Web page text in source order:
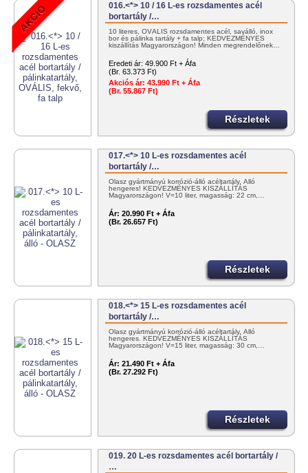
016.<*> 10 / 16 L-es rozsdamentes acél
bortartály /…
10 literes, OVÁLIS rozsdamentes acél, saválló, inox
bor és pálinka tartály + fa talp; KEDVEZMÉNYES
kiszállítás Magyarországon! Minden megrendelőnek…
Eredeti ár: 49.900 Ft + Áfa
(Br. 63.373 Ft)
Akciós ár: 43.990 Ft + Áfa
(Br. 55.867 Ft)
Részletek
017.<*> 10 L-es rozsdamentes acél
bortartály /…
Olasz gyártmányú korrózió-álló acéltartály. Álló
hengeres! KEDVEZMÉNYES KISZÁLLÍTÁS
Magyarországon! V=10 liter, magasság: 22 cm,…
Ár: 20.990 Ft + Áfa
(Br. 26.657 Ft)
Részletek
018.<*> 15 L-es rozsdamentes acél
bortartály /…
Olasz gyártmányú korrózió-álló acéltartály. Álló
hengeres. KEDVEZMÉNYES KISZÁLLÍTÁS
Magyarországon! V=15 liter, magasság: 30 cm,…
Ár: 21.490 Ft + Áfa
(Br. 27.292 Ft)
Részletek
019. 20 L-es rozsdamentes acél bortartály /
…